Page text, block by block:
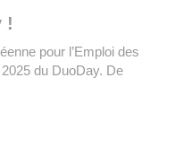
!
pour l’Emploi des
du DuoDay. De